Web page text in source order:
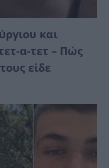
και
α-τετ – Πώς
είδε